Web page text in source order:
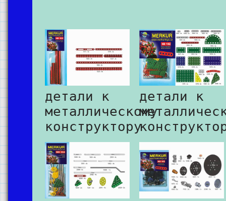
детали к
металлическому
конструктору
детали к